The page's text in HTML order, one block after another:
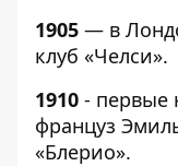
1905 — в
клуб «Челси».
1910 - первые
француз
«Блерио».